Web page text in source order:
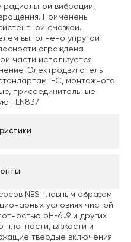
радиальной вибрации,
Применены
смазкой.
выполнено упругой
ограждена
части используется
Электродвигатель
IEC, монтажного
присоединительные
EN837
NES главным образом
условиях чистой
pH-6…9 и других
вязкости и
твердые включения